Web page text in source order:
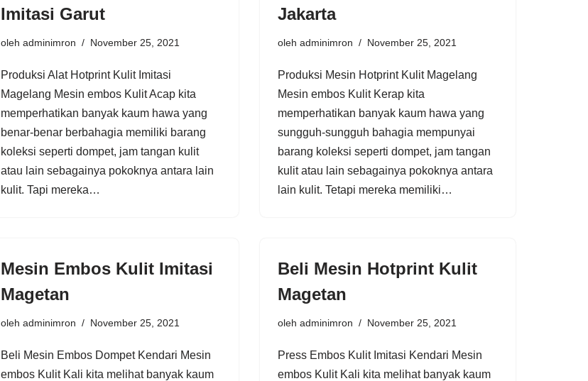
Imitasi Garut
oleh adminimron November 25, 2021
Produksi Alat Hotprint Kulit Imitasi
Magelang Mesin embos Kulit Acap kita
memperhatikan banyak kaum hawa yang
benar-benar berbahagia memiliki barang
koleksi seperti dompet, jam tangan kulit
atau lain sebagainya pokoknya antara lain
kulit. Tapi mereka…
Jakarta
oleh adminimron November 25, 2021
Produksi Mesin Hotprint Kulit Magelang
Mesin embos Kulit Kerap kita
memperhatikan banyak kaum hawa yang
sungguh-sungguh bahagia mempunyai
barang koleksi seperti dompet, jam tangan
kulit atau lain sebagainya pokoknya antara
lain kulit. Tetapi mereka memiliki…
Mesin Embos Kulit Imitasi
Magetan
oleh adminimron November 25, 2021
Beli Mesin Embos Dompet Kendari Mesin
embos Kulit Kali kita melihat banyak kaum
Beli Mesin Hotprint Kulit
Magetan
oleh adminimron November 25, 2021
Press Embos Kulit Imitasi Kendari Mesin
embos Kulit Kali kita melihat banyak kaum